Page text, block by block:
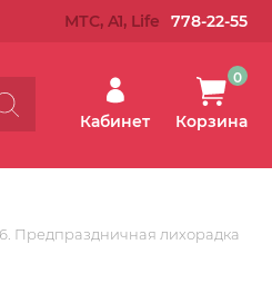
МТС, A1, Life 778-22-55
Кабинет Корзина
0
Предпраздничная лихорадка